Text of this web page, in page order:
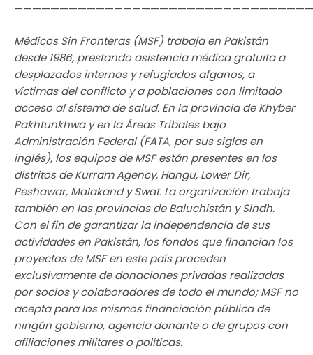
Médicos Sin Fronteras (MSF) trabaja en Pakistán
desde 1986, prestando asistencia médica gratuita a
desplazados internos y refugiados afganos, a
víctimas del conflicto y a poblaciones con limitado
acceso al sistema de salud. En la provincia de Khyber
Pakhtunkhwa y en la Áreas Tribales bajo
Administración Federal (FATA, por sus siglas en
inglés), los equipos de MSF están presentes en los
distritos de Kurram Agency, Hangu, Lower Dir,
Peshawar, Malakand y Swat. La organización trabaja
también en las provincias de Baluchistán y Sindh.
Con el fin de garantizar la independencia de sus
actividades en Pakistán, los fondos que financian los
proyectos de MSF en este país proceden
exclusivamente de donaciones privadas realizadas
por socios y colaboradores de todo el mundo; MSF no
acepta para los mismos financiación pública de
ningún gobierno, agencia donante o de grupos con
afiliaciones militares o políticas.